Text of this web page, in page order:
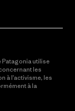
Patagonia utilise
les
à l’activisme, les
à la